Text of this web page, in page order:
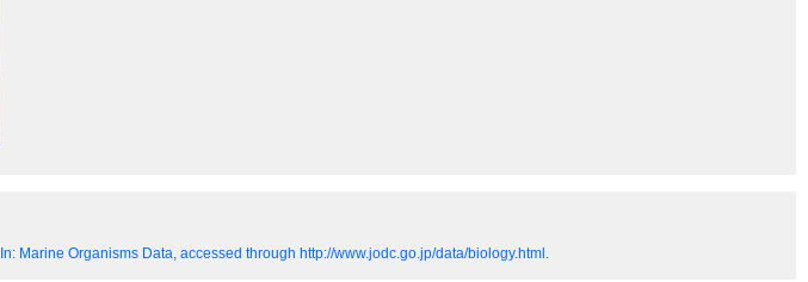
In: Marine Organisms Data, accessed through http://www.jodc.go.jp/data/biology.html.